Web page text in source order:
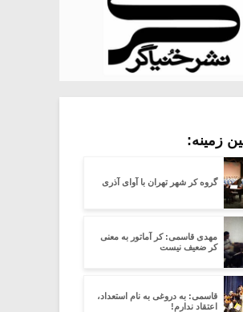
زمینه:
گروه کر شهر تهران با آوای آذری
مهدی قاسمی: کر آماتور به معنی
کر ضعیف نیست
قاسمی: به دروغی به نام استعداد،
اعتقاد ندارم!